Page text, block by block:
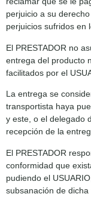
perjuicio a su
perjuicios sufridos en
El PRESTADOR no
entrega del producto
facilitados por el
La entrega se
transportista haya
y este, o el delegado
recepción de la
El PRESTADOR
conformidad que
pudiendo el
subsanación de